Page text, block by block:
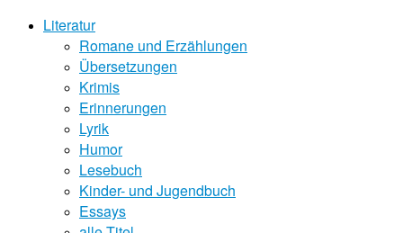
Literatur
Romane und Erzählungen
Übersetzungen
Krimis
Erinnerungen
Lyrik
Humor
Lesebuch
Kinder- und Jugendbuch
Essays